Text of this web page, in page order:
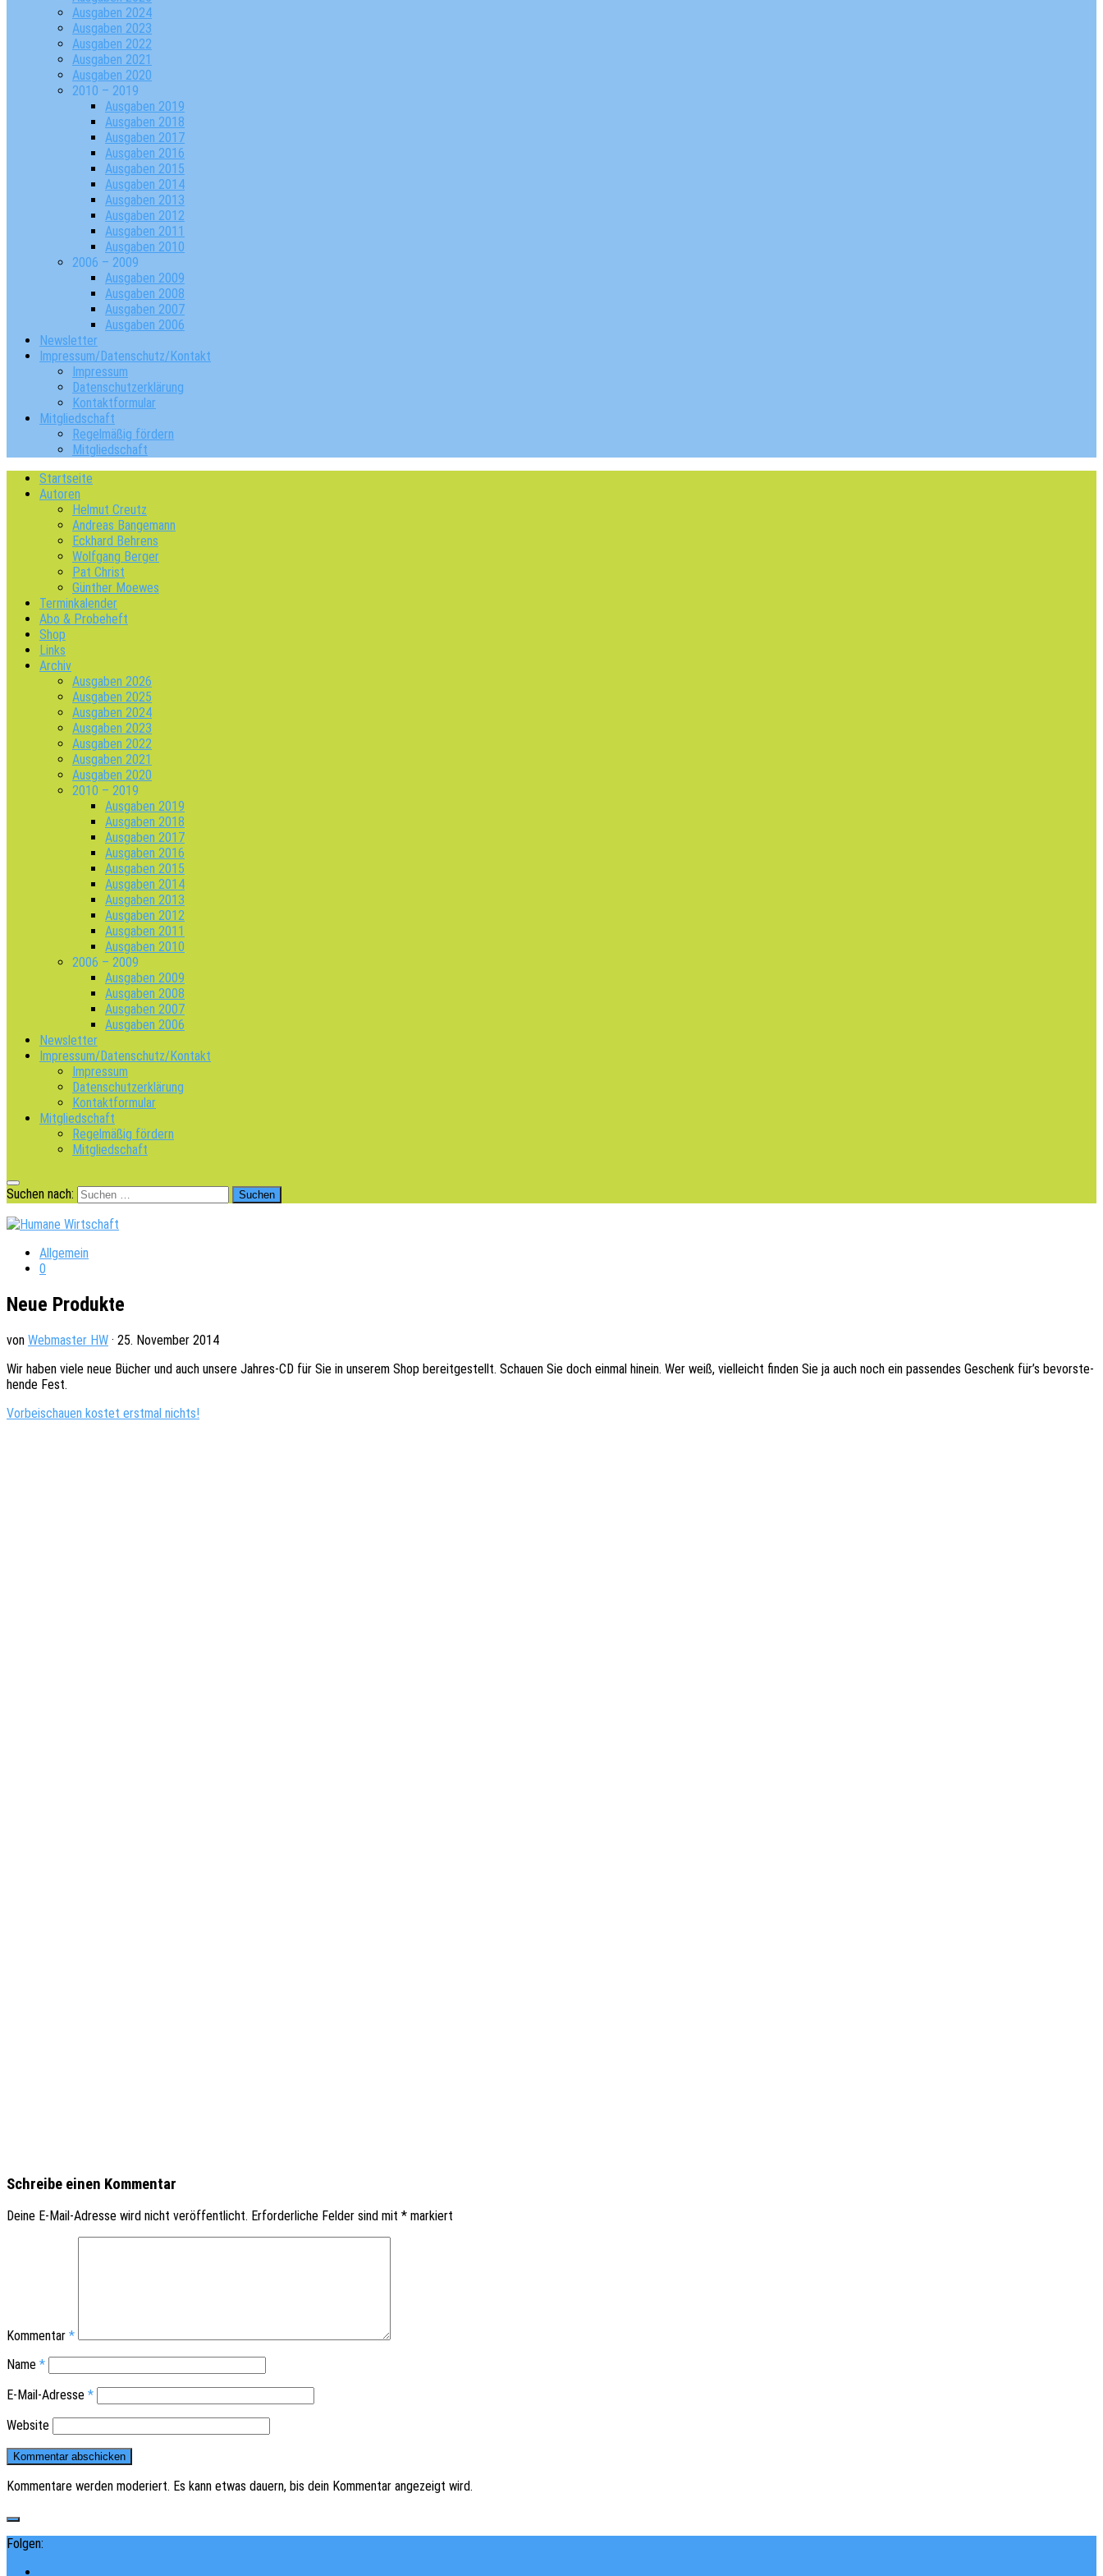
Ausgaben 2024
Ausgaben 2023
Ausgaben 2022
Ausgaben 2021
Ausgaben 2020
2010 – 2019
Ausgaben 2019
Ausgaben 2018
Ausgaben 2017
Ausgaben 2016
Ausgaben 2015
Ausgaben 2014
Ausgaben 2013
Ausgaben 2012
Ausgaben 2011
Ausgaben 2010
2006 – 2009
Ausgaben 2009
Ausgaben 2008
Ausgaben 2007
Ausgaben 2006
Newsletter
Impressum/Datenschutz/Kontakt
Impressum
Datenschutzerklärung
Kontaktformular
Mitgliedschaft
Regelmäßig fördern
Mitgliedschaft
Startseite
Autoren
Helmut Creutz
Andreas Bangemann
Eckhard Behrens
Wolfgang Berger
Pat Christ
Günther Moewes
Terminkalender
Abo & Probeheft
Shop
Links
Archiv
Ausgaben 2026
Ausgaben 2025
Ausgaben 2024
Ausgaben 2023
Ausgaben 2022
Ausgaben 2021
Ausgaben 2020
2010 – 2019
Ausgaben 2019
Ausgaben 2018
Ausgaben 2017
Ausgaben 2016
Ausgaben 2015
Ausgaben 2014
Ausgaben 2013
Ausgaben 2012
Ausgaben 2011
Ausgaben 2010
2006 – 2009
Ausgaben 2009
Ausgaben 2008
Ausgaben 2007
Ausgaben 2006
Newsletter
Impressum/Datenschutz/Kontakt
Impressum
Datenschutzerklärung
Kontaktformular
Mitgliedschaft
Regelmäßig fördern
Mitgliedschaft
Suchen nach:
Allgemein
0
Neue Produkte
von Webmaster HW · 25. November 2014
Wir haben viele neue Bücher und auch unsere Jahres-CD für Sie in unse­rem Shop bereit­ge­stellt. Schau­en Sie doch einmal hinein. Wer weiß, viel­leicht finden Sie ja auch noch ein passen­des Geschenk für’s bevor­ste­
hen­de Fest.
Vorbei­schau­en kostet erst­mal nichts!
Schreibe einen Kommentar
Deine E-Mail-Adresse wird nicht veröffentlicht. Erforderliche Felder sind mit * markiert
Kommentar *
Name *
E-Mail-Adresse *
Website
Kommentare werden moderiert. Es kann etwas dauern, bis dein Kommentar angezeigt wird.
Folgen: